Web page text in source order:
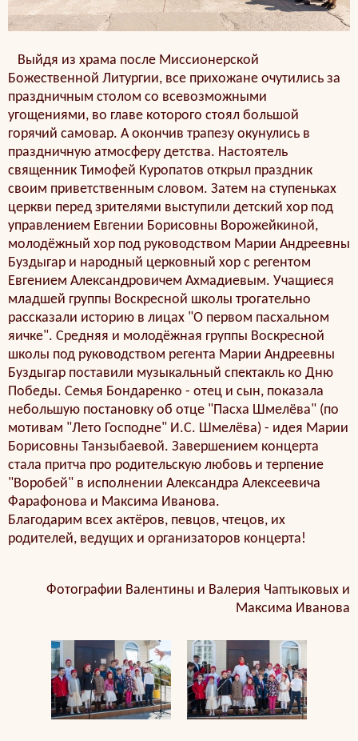
Выйдя из храма после Миссионерской
Божественной Литургии, все прихожане очутились за
праздничным столом со всевозможными
угощениями, во главе которого стоял большой
горячий самовар. А окончив трапезу окунулись в
праздничную атмосферу детства. Настоятель
священник Тимофей Куропатов открыл праздник
своим приветственным словом. Затем на ступеньках
церкви перед зрителями выступили детский хор под
управлением Евгении Борисовны Ворожейкиной,
молодёжный хор под руководством Марии Андреевны
Буздыгар и народный церковный хор с регентом
Евгением Александровичем Ахмадиевым. Учащиеся
младшей группы Воскресной школы трогательно
рассказали историю в лицах "О первом пасхальном
яичке". Средняя и молодёжная группы Воскресной
школы под руководством регента Марии Андреевны
Буздыгар поставили музыкальный спектакль ко Дню
Победы. Семья Бондаренко - отец и сын, показала
небольшую постановку об отце "Пасха Шмелёва" (по
мотивам "Лето Господне" И.С. Шмелёва) - идея Марии
Борисовны Танзыбаевой. Завершением концерта
стала притча про родительскую любовь и терпение
"Воробей" в исполнении Александра Алексеевича
Фарафонова и Максима Иванова.
Благодарим всех актёров, певцов, чтецов, их
родителей, ведущих и организаторов концерта!
Фотографии Валентины и Валерия Чаптыковых и
Максима Иванова